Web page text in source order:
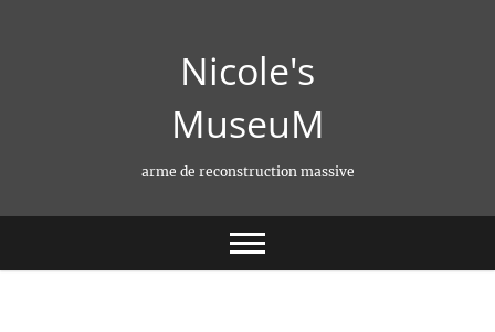
Nicole's
MuseuM
arme de reconstruction massive